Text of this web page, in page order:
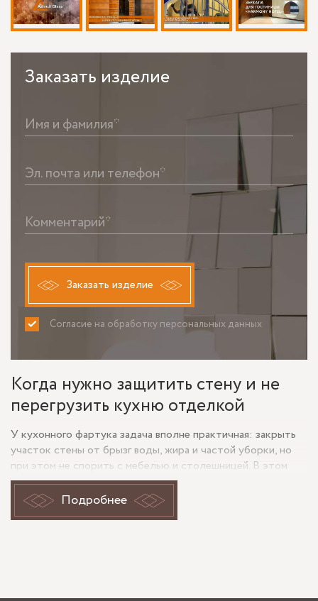
Заказать изделие
Имя и фамилия*
Эл. почта или телефон*
Комментарий*
Заказать изделие
Согласие на обработку персональных данных
ПРИНИМАЮ НЕ ПРИНИМАЮ
Когда нужно защитить стену и не
перегрузить кухню отделкой
У кухонного фартука задача вполне практичная: закрыть
участок стены от брызг воды, жира и частой уборки, но
при этом не спорить с мебелью и столешницей. В этом
смысле крашеное стекло удобно тем, что дает ровную
цельную плоскость без швов, где меньше мест для
накопления загрязнений. Для кухни это не вопрос декора
Подробнее